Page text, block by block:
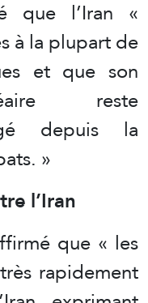
que l’Iran «
à la plupart de
et que son
reste
depuis la
»
l’Iran
que « les
rapidement